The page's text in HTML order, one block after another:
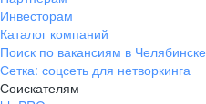
Инвесторам
Каталог компаний
Поиск по вакансиям в Челябинске
Сетка: соцсеть для нетворкинга
Соискателям